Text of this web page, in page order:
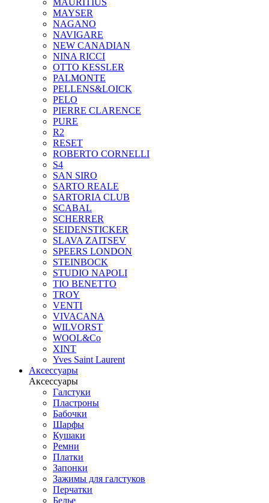
MAURITIUS
MAYSER
NAGANO
NAVIGARE
NEW CANADIAN
NINA RICCI
OTTO KESSLER
PALMONTE
PELLENS&LOICK
PELO
PIERRE CLARENCE
PURE
R2
RESET
ROBERTO CORNELLI
S4
SAN SIRO
SARTO REALE
SARTORIA CLUB
SCABAL
SCHERRER
SEIDENSTICKER
SLAVA ZAITSEV
SPEERS LONDON
STEINBOCK
STUDIO NAPOLI
TIO BENETTO
TROY
VENTI
VIVACANA
WILVORST
WOOL&Co
XINT
Yves Saint Laurent
Аксессуары
Аксессуары
Галстуки
Пластроны
Бабочки
Шарфы
Кушаки
Ремни
Платки
Запонки
Зажимы для галстуков
Перчатки
Белье